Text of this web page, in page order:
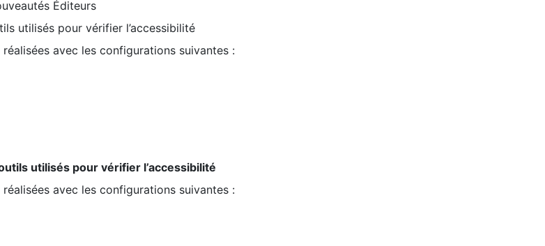
Éditeurs
utilisés pour vérifier l’accessibilité
avec les configurations suivantes :
utilisés pour vérifier l’accessibilité
avec les configurations suivantes :